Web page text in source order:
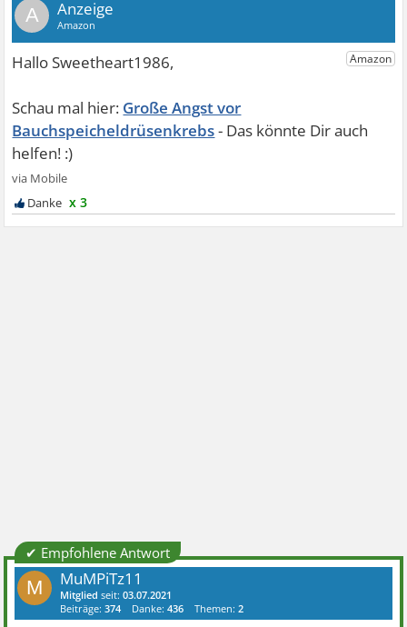
A
Große Angst vor
Bauchspeicheldrüsenkrebs
x 3
✔ Empfohlene Antwort
M MuMPiTz11
Mitglied seit:03.07.2021
Beiträge:374 Danke:436 Themen:2